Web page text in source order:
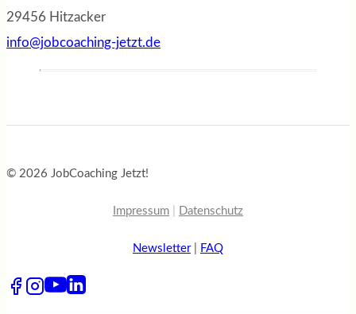
29456 Hitzacker
info@jobcoaching-jetzt.de
© 2026 JobCoaching Jetzt!
Impressum Datenschutz
Newsletter| FAQ